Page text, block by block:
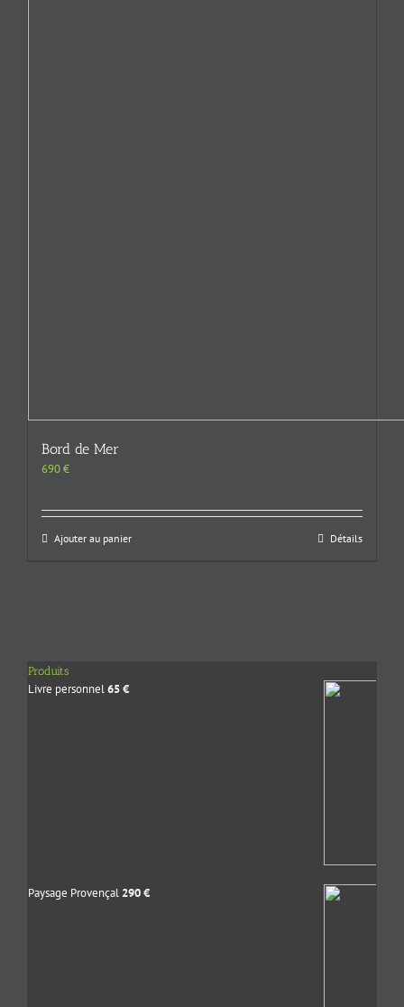
Bord de Mer
690€
Ajouter au panier Détails
Produits
Livre personnel65€
Paysage Provençal 290€